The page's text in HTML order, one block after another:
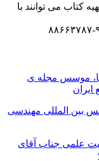
کتاب می توانند با
موسس مجله ی
بین المللی مهندسی
علمی جناب آقای